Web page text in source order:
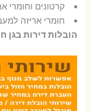
קרטונים וחומרי
חומרי אריזה
הובלות דירות בגן